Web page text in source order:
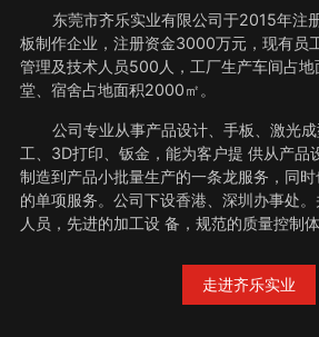
东莞市齐乐实业有限公司于2015年注
板制作企业，注册资金3000万元，现有员
管理及技术人员500人，工厂生产车间占
堂、宿舍占地面积2000㎡。
公司专业从事产品设计、手板、激光
工、3D打印、钣金，能为客户提 供从产品
制造到产品小批量生产的一条龙服务，同
的单项服务。公司下设香港、深圳办事处
人员，先进的加工设 备，规范的质量控制体
走进齐乐实业